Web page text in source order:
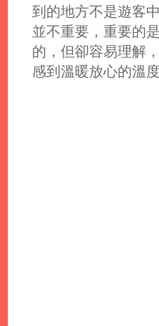
到的地方不是遊客
並不重要，重要的
的，但卻容易理解
感到溫暖放心的溫